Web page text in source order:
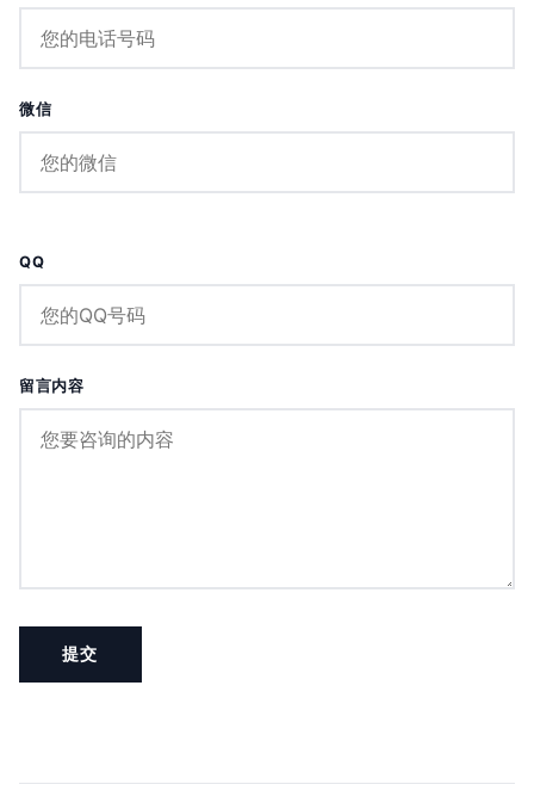
微信
QQ
留言内容